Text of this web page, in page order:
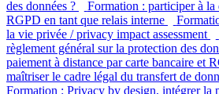
des données ?
Formation : participer à
RGPD en tant que relais interne
la vie privée / privacy impact assessment
règlement général sur la protection des
paiement à distance par carte bancaire et
maîtriser le cadre légal du transfert de
Formation : Privacy by design, intégrer la